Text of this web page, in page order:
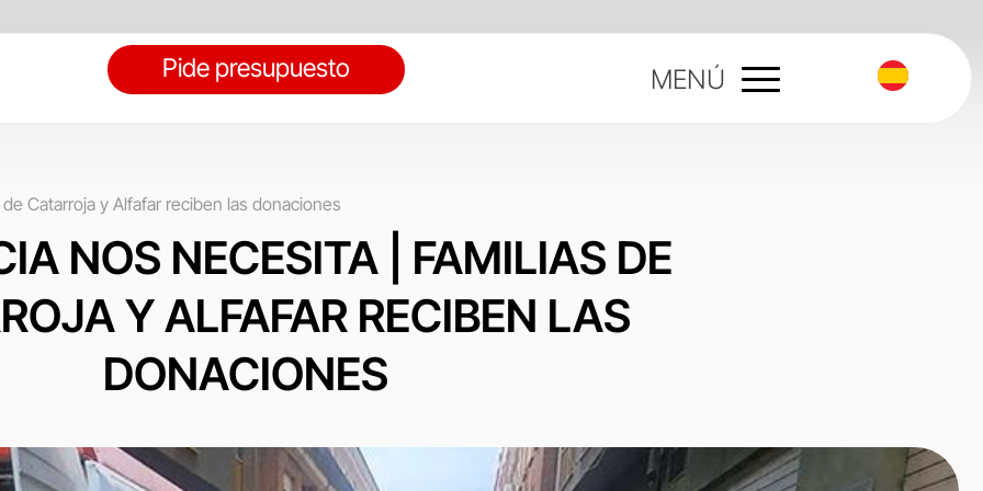
Pide presupuesto MENÚ
de Catarroja y Alfafar reciben las donaciones
NOS NECESITA | FAMILIAS DE
Y ALFAFAR RECIBEN LAS
DONACIONES